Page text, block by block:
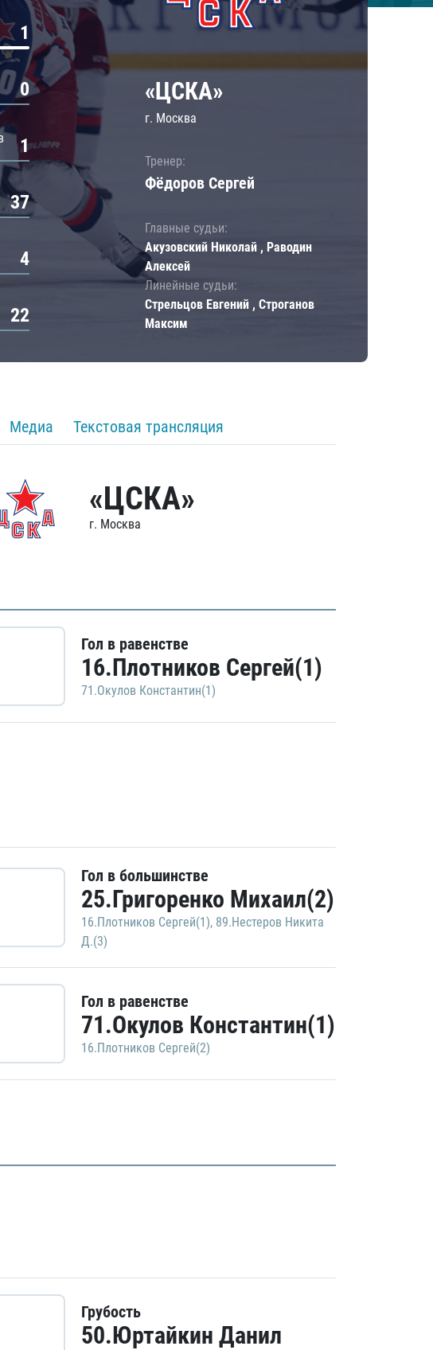
1
0
1
37
4
22
«ЦСКА»
г. Москва
Тренер:
Фёдоров Сергей
Главные судьи:
Акузовский Николай , Раводин
Алексей
Линейные судьи:
Стрельцов Евгений , Строганов
Максим
Медиа Текстовая трансляция
«ЦСКА»
г. Москва
Гол в равенстве
16.Плотников Сергей(1)
71.Окулов Константин(1)
Гол в большинстве
25.Григоренко Михаил(2)
16.Плотников Сергей(1), 89.Нестеров Никита
Д.(3)
Гол в равенстве
71.Окулов Константин(1)
16.Плотников Сергей(2)
Грубость
50.Юртайкин Данил